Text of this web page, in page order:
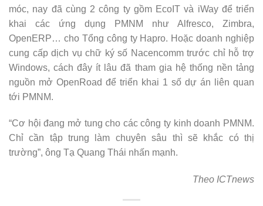
móc, nay đã cùng 2 công ty gồm EcoIT và iWay để triển
khai các ứng dụng PMNM như Alfresco, Zimbra,
OpenERP… cho Tổng công ty Hapro. Hoặc doanh nghiệp
cung cấp dịch vụ chữ ký số Nacencomm trước chỉ hỗ trợ
Windows, cách đây ít lâu đã tham gia hệ thống nền tảng
nguồn mở OpenRoad để triển khai 1 số dự án liên quan
tới PMNM.
“Cơ hội đang mở tung cho các công ty kinh doanh PMNM.
Chỉ cần tập trung làm chuyên sâu thì sẽ khắc có thị
trường”, ông Tạ Quang Thái nhấn mạnh.
Theo ICTnews